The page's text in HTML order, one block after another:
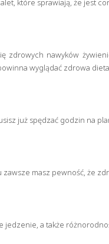
które sprawiają, że jest
zdrowych nawyków
wyglądać zdrowa
już spędzać godzin na
masz pewność, że
a także